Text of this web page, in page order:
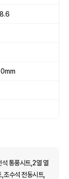
통풍시트,2열 열
수석 전동시트,